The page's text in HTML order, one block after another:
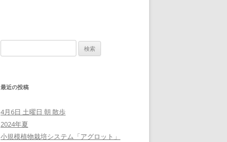
索:
最近の投稿
4月6日 土曜日 朝 散歩
2024年夏
小規模植物栽培システム「アグロット」